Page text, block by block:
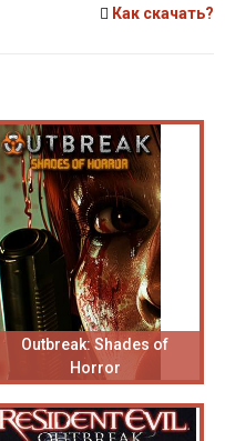
Как скачать?
Outbreak: Shades of
Horror